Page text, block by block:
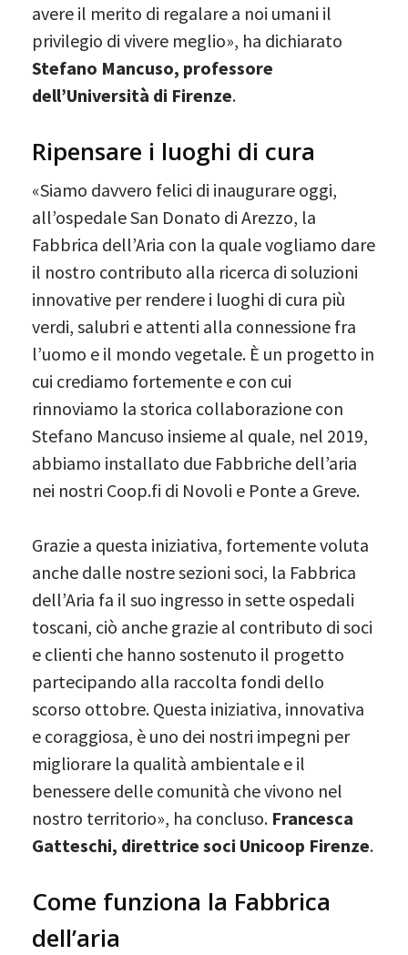
avere il merito di regalare a noi umani il
privilegio di vivere meglio», ha dichiarato
Stefano Mancuso, professore
dell’Università di Firenze.
Ripensare i luoghi di cura
«Siamo davvero felici di inaugurare oggi,
all’ospedale San Donato di Arezzo, la
Fabbrica dell’Aria con la quale vogliamo dare
il nostro contributo alla ricerca di soluzioni
innovative per rendere i luoghi di cura più
verdi, salubri e attenti alla connessione fra
l’uomo e il mondo vegetale. È un progetto in
cui crediamo fortemente e con cui
rinnoviamo la storica collaborazione con
Stefano Mancuso insieme al quale, nel 2019,
abbiamo installato due Fabbriche dell’aria
nei nostri Coop.fi di Novoli e Ponte a Greve.
Grazie a questa iniziativa, fortemente voluta
anche dalle nostre sezioni soci, la Fabbrica
dell’Aria fa il suo ingresso in sette ospedali
toscani, ciò anche grazie al contributo di soci
e clienti che hanno sostenuto il progetto
partecipando alla raccolta fondi dello
scorso ottobre. Questa iniziativa, innovativa
e coraggiosa, è uno dei nostri impegni per
migliorare la qualità ambientale e il
benessere delle comunità che vivono nel
nostro territorio», ha concluso. Francesca
Gatteschi, direttrice soci Unicoop Firenze.
Come funziona la Fabbrica
dell’aria